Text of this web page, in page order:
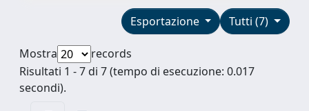
Tutti (7)
Esportazione
Mostra
records
Risultati 1 - 7 di 7 (tempo di esecuzione: 0.017
secondi).